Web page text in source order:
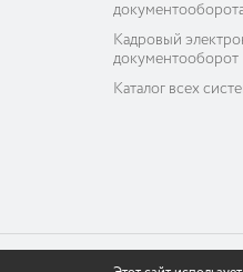
Кадровый
документооборот
Каталог всех